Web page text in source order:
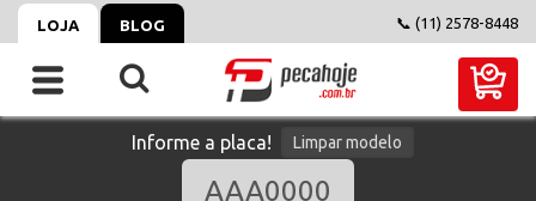
LOJA BLOG 📞 (11) 2578-8448
Informe a placa! Limpar modelo